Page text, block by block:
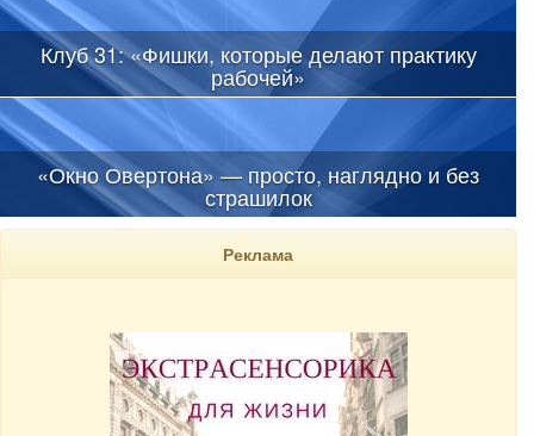
Клуб 31: «Фишки, которые делают практику
рабочей»
Уж очень многие из практикующих сталкивались с проблемой –
визуализируешь, медитируешь, прорабатываешь, а результата
в этой, проявленной материальной жизни , нет.
«Окно Овертона» — просто, наглядно и без
страшилок
Причем, политические это возможности или экономические,
бизнес или творческие идеи – не имеет принципиального
Реклама